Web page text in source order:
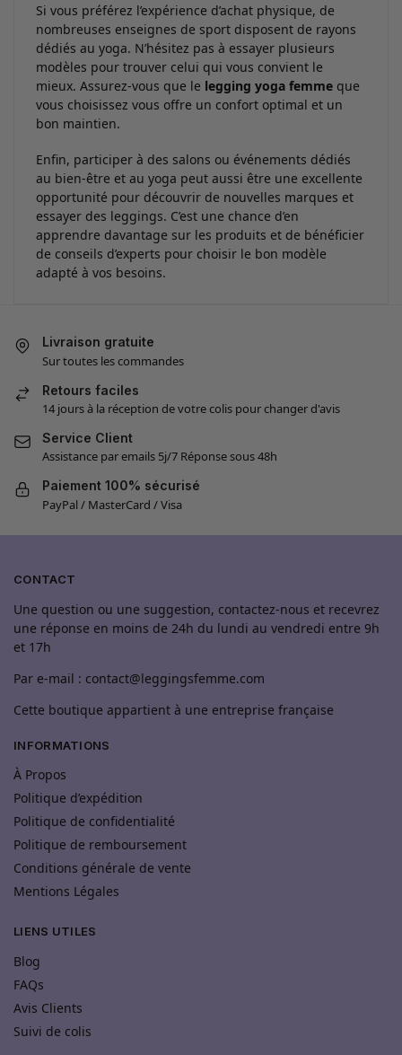
Si vous préférez l’expérience d’achat physique, de
nombreuses enseignes de sport disposent de rayons
dédiés au yoga. N’hésitez pas à essayer plusieurs
modèles pour trouver celui qui vous convient le
mieux. Assurez-vous que le legging yoga femme que
vous choisissez vous offre un confort optimal et un
bon maintien.
Enfin, participer à des salons ou événements dédiés
au bien-être et au yoga peut aussi être une excellente
opportunité pour découvrir de nouvelles marques et
essayer des leggings. C’est une chance d’en
apprendre davantage sur les produits et de bénéficier
de conseils d’experts pour choisir le bon modèle
adapté à vos besoins.
Livraison gratuite
Sur toutes les commandes
Retours faciles
14 jours à la réception de votre colis pour changer d'avis
Service Client
Assistance par emails 5j/7 Réponse sous 48h
Paiement 100% sécurisé
PayPal / MasterCard / Visa
CONTACT
Une question ou une suggestion, contactez-nous et recevrez
une réponse en moins de 24h du lundi au vendredi entre 9h
et 17h
Par e-mail : contact@leggingsfemme.com
Cette boutique appartient à une entreprise française
INFORMATIONS
À Propos
Politique d’expédition
Politique de confidentialité
Politique de remboursement
Conditions générale de vente
Mentions Légales
LIENS UTILES
Blog
FAQs
Avis Clients
Suivi de colis